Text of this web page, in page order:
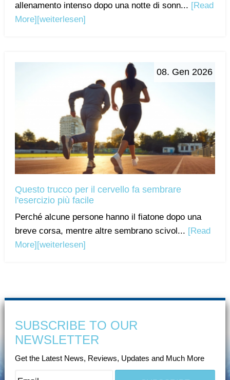
allenamento intenso dopo una notte di sonn... [Read
More] [weiterlesen]
08. Gen 2026
Questo trucco per il cervello fa sembrare
l'esercizio più facile
Perché alcune persone hanno il fiatone dopo una
breve corsa, mentre altre sembrano scivol... [Read
More] [weiterlesen]
SUBSCRIBE TO OUR
NEWSLETTER
Get the Latest News, Reviews, Updates and Much More